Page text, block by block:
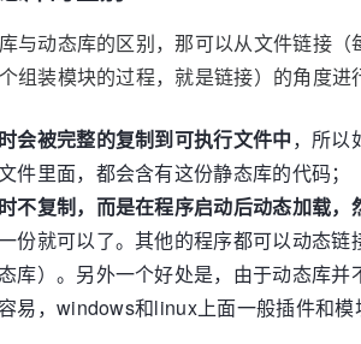
与动态库的区别，那可以从文件链接
组装模块的过程，就是链接）的角度进
会被完整的复制到可执行文件中，所以
件里面，都会含有这份静态库的代码；
不复制，而是在程序启动后动态加载
份就可以了。其他的程序都可以动态
库）。另外一个好处是，由于动态库
易，windows和linux上面一般插件和